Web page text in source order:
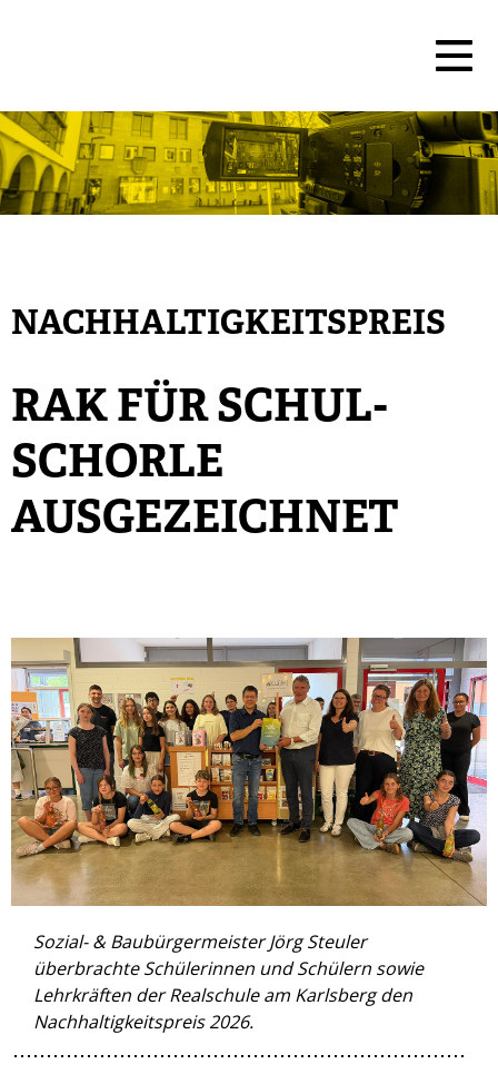
NACHHALTIGKEITSPREIS
RAK FÜR SCHUL-
SCHORLE
AUSGEZEICHNET
Sozial- & Baubürgermeister Jörg Steuler
überbrachte Schülerinnen und Schülern sowie
Lehrkräften der Realschule am Karlsberg den
Nachhaltigkeitspreis 2026.